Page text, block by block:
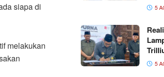
siapa di
melakukan
5
5